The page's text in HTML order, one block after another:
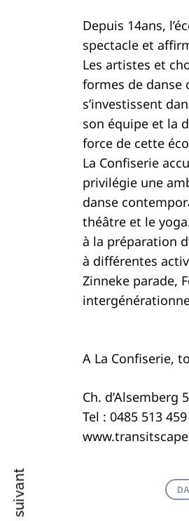
Depuis 14ans,
spectacle et
Les artistes et
formes de danse
s’investissent
son équipe et la
force de cette
La Confiserie
privilégie une
danse
théâtre et le
à la préparation
à différentes
Zinneke parade,
A La Confiserie,
Ch. d’Alsemberg
Tel : 0485 513
pour
: